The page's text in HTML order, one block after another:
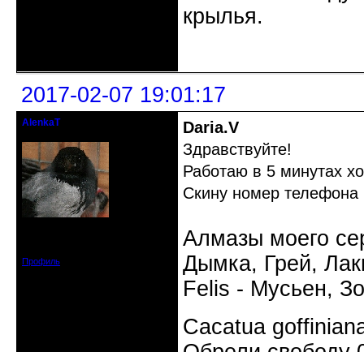
крылья.
2017-02-07 19:01:17
AlenkaT
Профиль
Daria.V
Здравствуйте!
Работаю в 5 минутах
Скину номер телефона
Алмазы моего
Дымка, Грей,
Felis - Мусьен,
Cacatua